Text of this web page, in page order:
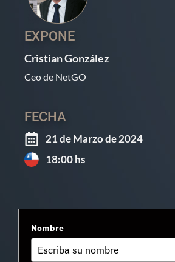
EXPONE
Cristian González
Ceo de NetGO
FECHA
21 de Marzo de 2024
18:00 hs
Nombre